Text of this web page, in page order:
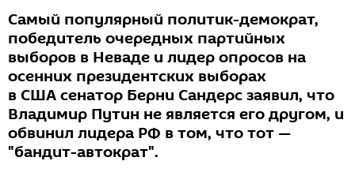
Самый популярный политик-демократ,
победитель очередных партийных
выборов в Неваде и лидер опросов на
осенних президентских выборах
в США сенатор Берни Сандерс заявил, что
Владимир Путин не является его другом, и
обвинил лидера РФ в том, что тот —
"бандит-автократ".